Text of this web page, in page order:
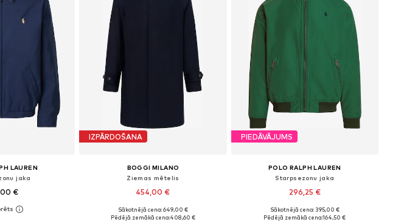
LAUREN
jaka
€
S, M, L, XL, XXL
IZPĀRDOŠANA
BOGGI MILANO
Ziemas mētelis
454,00 €
Pieejamie izmēri: S, M-L, XL
Sākotnējā cena: 649,00 €
Pēdējā zemākā cena:408,60 €
PIEDĀVĀJUMS
POLO RALPH LAUREN
Starpsezonu jaka
296,25 €
Pieejamie izmēri: M, L, XL
Sākotnējā cena: 395,00 €
Pēdējā zemākā cena:164,50 €